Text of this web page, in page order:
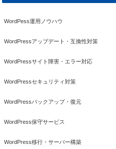
WordPess運用ノウハウ
WordPressアップデート・互換性対策
WordPressサイト障害・エラー対応
WordPressセキュリティ対策
WordPressバックアップ・復元
WordPress保守サービス
WordPress移行・サーバー構築